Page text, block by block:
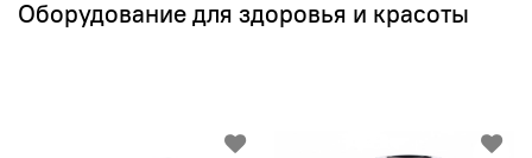
Оборудование для здоровья и красоты